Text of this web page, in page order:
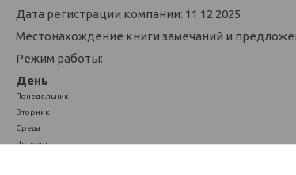
Дата регистрации компании: 11.12.2025
Местонахождение книги замечаний и
Режим работы:
День
Понедельник
Вторник
Среда
Четверг